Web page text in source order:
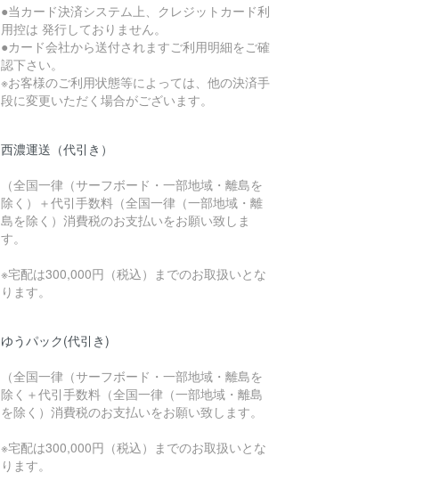
●当カード決済システム上、クレジットカード利
用控は 発行しておりません。
●カード会社から送付されますご利用明細をご確
認下さい。
※お客様のご利用状態等によっては、他の決済手
段に変更いただく場合がございます。
西濃運送（代引き）
（全国一律（サーフボード・一部地域・離島を
除く）＋代引手数料（全国一律（一部地域・離
島を除く）消費税のお支払いをお願い致しま
す。
※宅配は300,000円（税込）までのお取扱いとな
ります。
ゆうパック(代引き)
（全国一律（サーフボード・一部地域・離島を
除く＋代引手数料（全国一律（一部地域・離島
を除く）消費税のお支払いをお願い致します。
※宅配は300,000円（税込）までのお取扱いとな
ります。